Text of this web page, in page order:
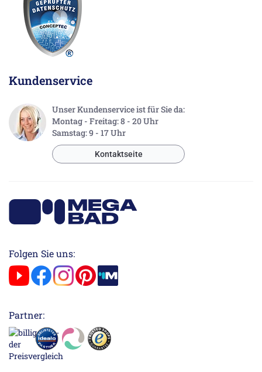
Kundenservice
Unser Kundenservice ist für Sie da:
Montag - Freitag: 8 - 20 Uhr
Samstag: 9 - 17 Uhr
Kontaktseite
Folgen Sie uns:
Partner: